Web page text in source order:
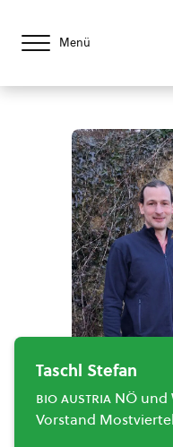
Menü
Taschl Stefan
bio austria NÖ und
Vorstand Mostviertel